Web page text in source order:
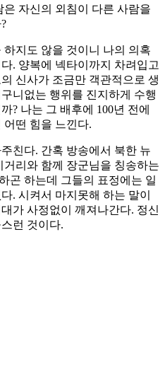
자신의 외침이 다른 사람을
지도 않을 것이니 나의 의혹
. 양복에 넥타이까지 차려입고
신사가 조금만 객관적으로 생
니없는 행위를 진지하게 수행
? 나는 그 배후에 100년 전에
어떤 힘을 느낀다.
친다. 간혹 방송에서 북한 뉴
리와 함께 장군님을 칭송하는
곤 하는데 그들의 표정에는 일
. 시켜서 마지못해 하는 말이
가 사정없이 깨져나간다. 정신
런 것이다.